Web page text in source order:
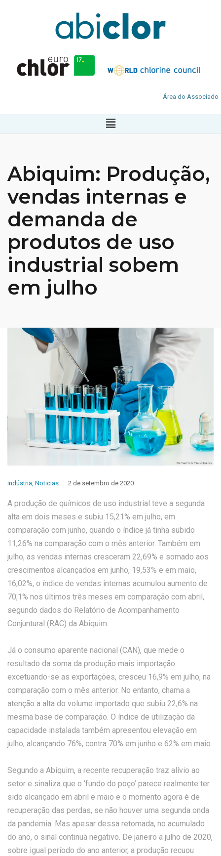
Área do Associado
Abiquim: Produção,
vendas internas e
demanda de
produtos de uso
industrial sobem
em julho
indústria, Noticias 2 de setembro de 2020
A produção de químicos de uso industrial teve a segunda
alta em dois meses e subiu 15,21% em julho, em
comparação com junho, quando o índice já tinha subido
11,26% na comparação com o mês anterior. Também em
julho, as vendas internas cresceram 22,69% e somado aos
crescimentos alcançados em junho, 19,53% e em maio,
16,02%, o índice de vendas internas acumulou aumento de
70,1% nos últimos três meses em comparação com abril,
segundo dados do Relatório de Acompanhamento
Conjuntural (RAC) da Abiquim.
Já o consumo aparente nacional (CAN), que mede o
resultado da soma da produção mais importação
excetuando-se as exportações, cresceu 16,9% em julho, na
comparação com o mês anterior. No entanto, chama a
atenção a alta do volume importado que subiu 22,6% na
mesma base de comparação. O índice de utilização da
capacidade instalada também apresentou elevação em
julho, alcançando 76%, contra 70% em junho e 62% em maio.
Segundo a Abiquim, a recente recuperação traz alívio ao
setor e sinaliza que o ‘fundo do poço’ parece realmente ter
sido alcançado em abril e maio e o momento agora é de
recuperação das perdas, se não houver uma segunda onda
da pandemia. Mas apesar dessa retomada, no acumulado
do ano, o sinal continua negativo. De janeiro a julho de 2020,
sobre igual período do ano anterior, a produção recuou